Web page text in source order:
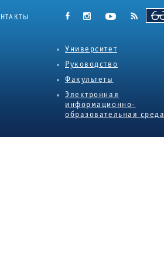
Университет
Руководство
Факультеты
Электронная
информационно-
образовательная среда